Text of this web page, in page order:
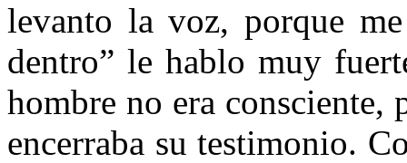
levanto la voz, porque
dentro” le hablo muy
hombre no era consciente,
encerraba su testimonio.